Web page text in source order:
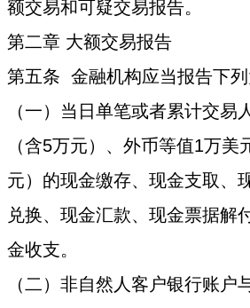
额交易和可疑交易报告。
第二章 大额交易报告
第五条 金融机构应当报告下列
（一）当日单笔或者累计交易
（含5万元）、外币等值1万美
元）的现金缴存、现金支取、
兑换、现金汇款、现金票据解
金收支。
（二）非自然人客户银行账户